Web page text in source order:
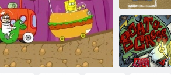
Rally Racer